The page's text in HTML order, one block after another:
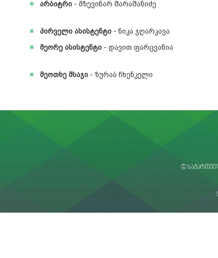
არბიტრი - მზევინარ შარაშანიძე
პირველი ასისტენტი - ნიკა ჯღარკავა
მეორე ასისტენტი - დავით ფარცვანია
მეოთხე მსაჯი - ზურაბ ჩხენკელი
©